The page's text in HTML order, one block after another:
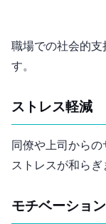
職場での社会的
す。
1. ストレス軽減
同僚や上司から
ストレスが和らぎ
2. モチベーショ